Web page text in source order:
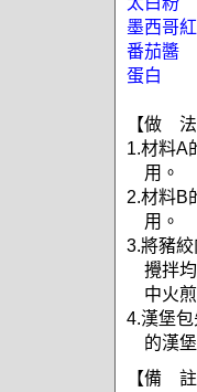
墨西哥
番茄醬
蛋白
【做 法
1.材料A
用。
2.材料B
用。
3.將豬
攪拌
中火
4.漢堡
的漢
【備 註